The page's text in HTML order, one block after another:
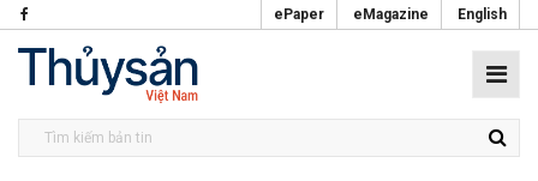
ePaper eMagazine English